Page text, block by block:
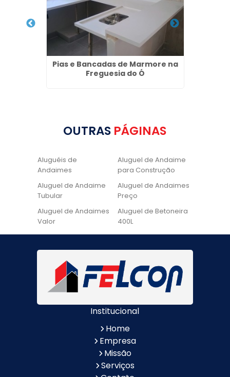
Pias e Bancadas de Marmore na
Freguesia do Ó
OUTRAS PÁGINAS
Aluguéis de
Andaimes
Aluguel de Andaime
para Construção
Aluguel de Andaime
Tubular
Aluguel de Andaimes
Preço
Aluguel de Andaimes
Valor
Aluguel de Betoneira
400L
Aluguel de Betoneira
Cadeira de Pintura
Locação de Andaime
Preço
Locação de Andaime
Tubular
Locação de Andaime
Locação de
Quanto Custa
Andaimes
Valor do Aluguel de
Andaimes
Institucional
Home
Empresa
Missão
Serviços